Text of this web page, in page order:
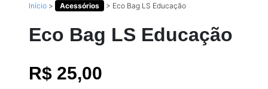
Início > Acessórios > Eco Bag LS Educação
Eco Bag LS Educação
R$ 25,00